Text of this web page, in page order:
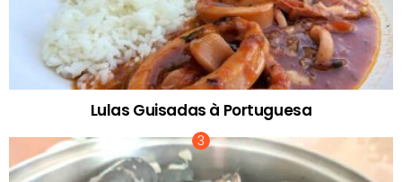
Lulas Guisadas à Portuguesa